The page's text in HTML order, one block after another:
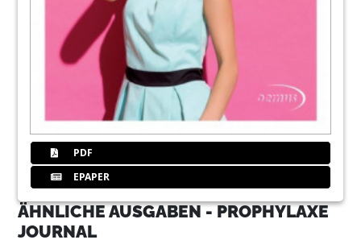
PDF
EPAPER
ÄHNLICHE AUSGABEN - PROPHYLAXE
JOURNAL